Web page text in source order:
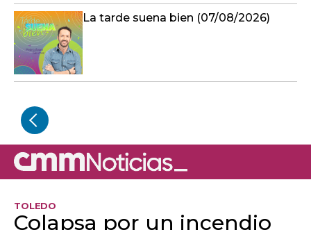
La tarde suena bien (07/08/2026)
TOLEDO
Colapsa por un incendio